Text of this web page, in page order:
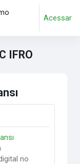
Acessar
IFRO
no